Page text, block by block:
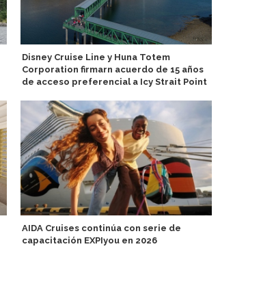
Disney Cruise Line y Huna Totem
Corporation firmarn acuerdo de 15 años
de acceso preferencial a Icy Strait Point
AIDA Cruises continúa con serie de
capacitación EXPIyou en 2026